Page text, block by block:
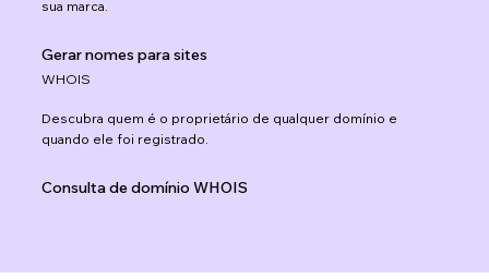
sua marca.
Gerar nomes para sites
WHOIS
Descubra quem é o proprietário de qualquer domínio e
quando ele foi registrado.
Consulta de domínio WHOIS